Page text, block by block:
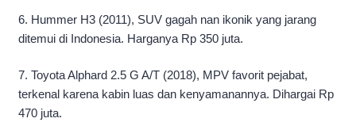
6. Hummer H3 (2011), SUV gagah nan ikonik yang jarang
ditemui di Indonesia. Harganya Rp 350 juta.
7. Toyota Alphard 2.5 G A/T (2018), MPV favorit pejabat,
terkenal karena kabin luas dan kenyamanannya. Dihargai Rp
470 juta.